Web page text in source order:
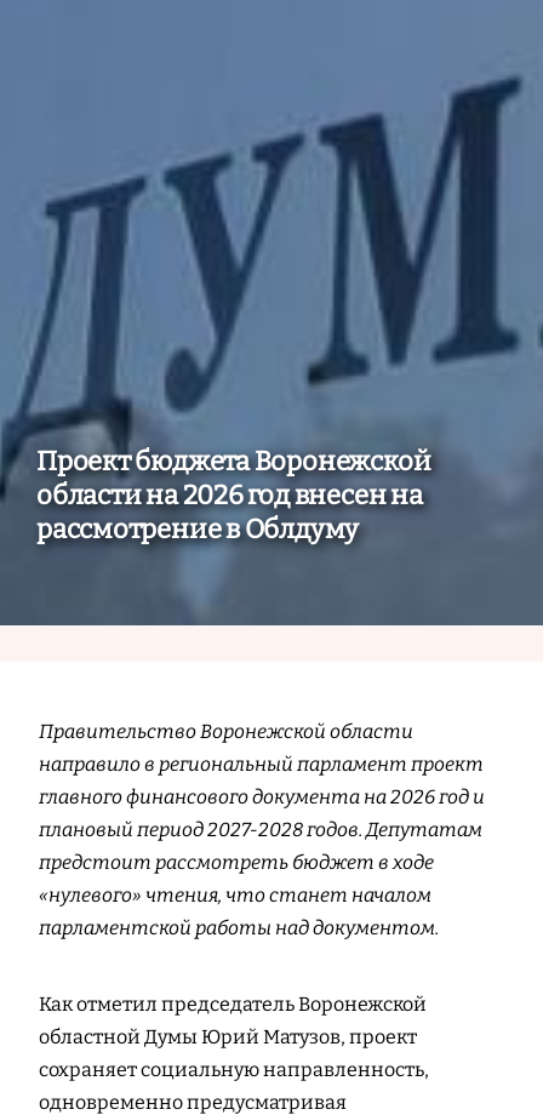
Проект бюджета Воронежской
области на 2026 год внесен на
рассмотрение в Облдуму
Правительство Воронежской области
направило в региональный парламент проект
главного финансового документа на 2026 год и
плановый период 2027-2028 годов. Депутатам
предстоит рассмотреть бюджет в ходе
«нулевого» чтения, что станет началом
парламентской работы над документом.
Как отметил председатель Воронежской
областной Думы Юрий Матузов, проект
сохраняет социальную направленность,
одновременно предусматривая